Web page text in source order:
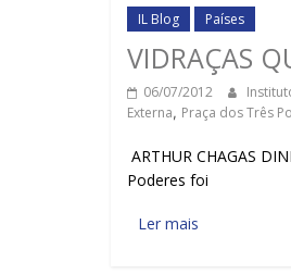
IL Blog Países
VIDRAÇAS
06/07/2012
Externa, Praça dos Três
ARTHUR CHAGAS
Poderes foi
Ler mais